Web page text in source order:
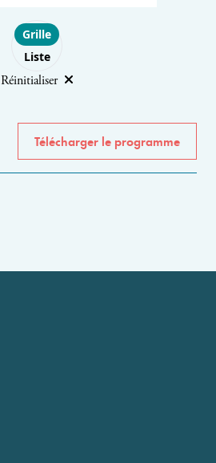
Choose layout
Grille
Liste
Réinitialiser
Télécharger le programme